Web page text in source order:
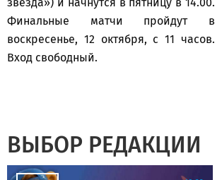
Финальные матчи пройдут в
воскресенье, 12 октября, с 11 часов.
Вход свободный.
ВЫБОР РЕДАКЦИИ